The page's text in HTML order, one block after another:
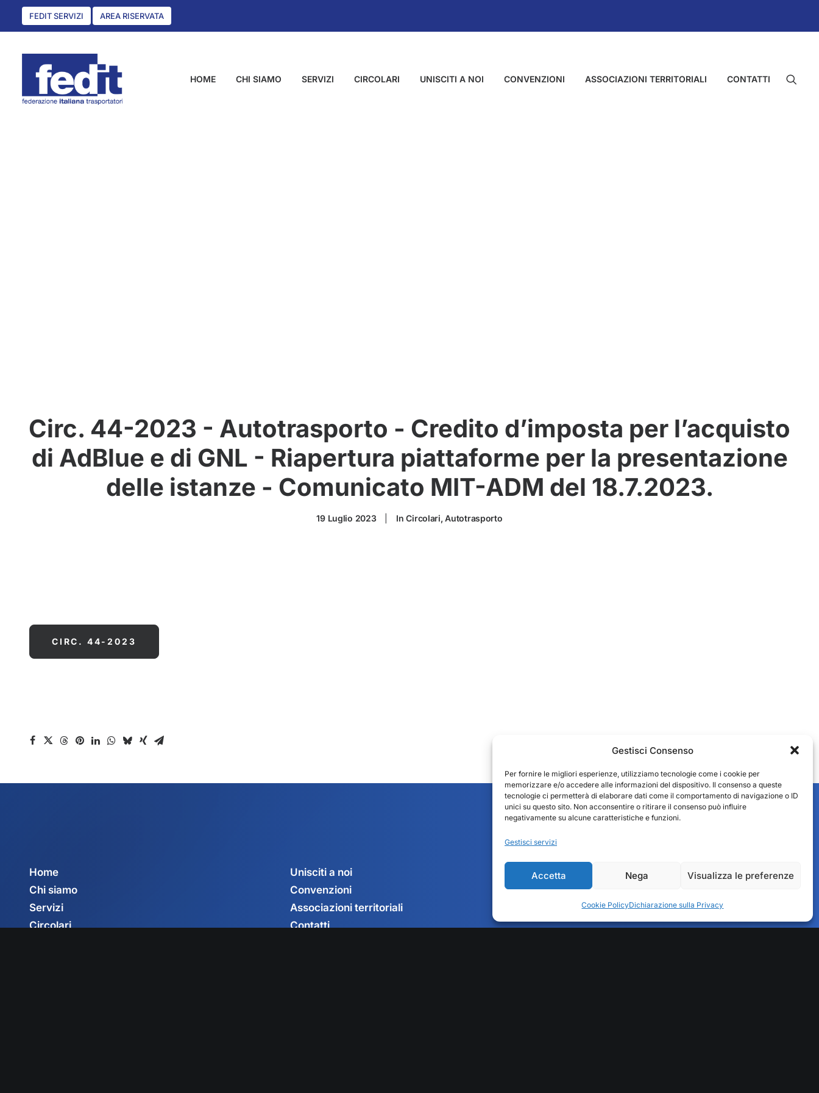
Gestisci Consenso
Per fornire le migliori esperienze, utilizziamo tecnologie come i cookie per
memorizzare e/o accedere alle informazioni del dispositivo. Il consenso a queste
tecnologie ci permetterà di elaborare dati come il comportamento di navigazione o ID
unici su questo sito. Non acconsentire o ritirare il consenso può influire
negativamente su alcune caratteristiche e funzioni.
Gestisci servizi
Accetta Nega Visualizza le preferenze
Cookie PolicyDichiarazione sulla Privacy
FEDIT SERVIZI AREA RISERVATA
HOME CHI SIAMO SERVIZI CIRCOLARI UNISCITI A NOI CONVENZIONI ASSOCIAZIONI TERRITORIALI CONTATTI
Circ. 44-2023 - Autotrasporto - Credito d’imposta per l’acquisto
di AdBlue e di GNL - Riapertura piattaforme per la presentazione
delle istanze - Comunicato MIT-ADM del 18.7.2023.
19 Luglio 2023 InCircolari,Autotrasporto
CIRC. 44-2023
Home
Chi siamo
Servizi
Circolari
Unisciti a noi
Convenzioni
Associazioni territoriali
Contatti
Fedit Servizi
Area riservata